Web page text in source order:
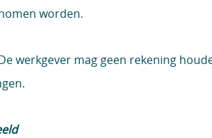
worden.
werkgever mag geen rekening